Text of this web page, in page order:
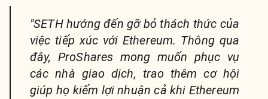
"SETH hướng đến gỡ bỏ thách thức của
việc tiếp xúc với Ethereum. Thông qua
đây, ProShares mong muốn phục vụ
các nhà giao dịch, trao thêm cơ hội
giúp họ kiếm lợi nhuận cả khi Ethereum